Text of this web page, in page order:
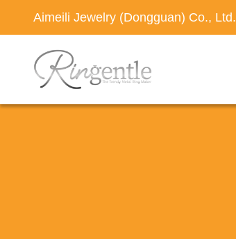
Aimeili Jewelry (Dongguan) Co., Ltd.